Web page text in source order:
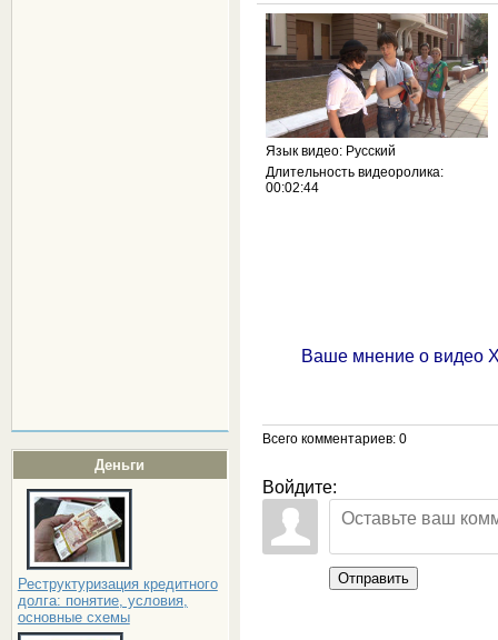
Деньги
Реструктуризация кредитного
долга: понятие, условия,
основные схемы
Язык видео: Русский
Длительность видеоролика:
00:02:44
Ваше мнение о видео
Всего комментариев: 0
Войдите:
Отправить